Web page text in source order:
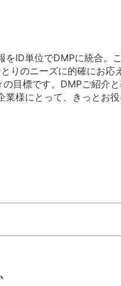
ID単位でDMPに統合。こ
りのニーズに的確にお応
目標です。DMPご紹介
様にとって、きっとお